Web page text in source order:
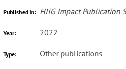
Published in: HIIG Impact Publication
Year: 2022
Type: Other publications